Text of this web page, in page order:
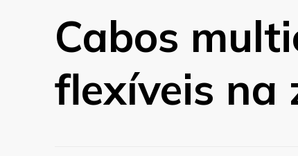
Cabos
flexíveis na